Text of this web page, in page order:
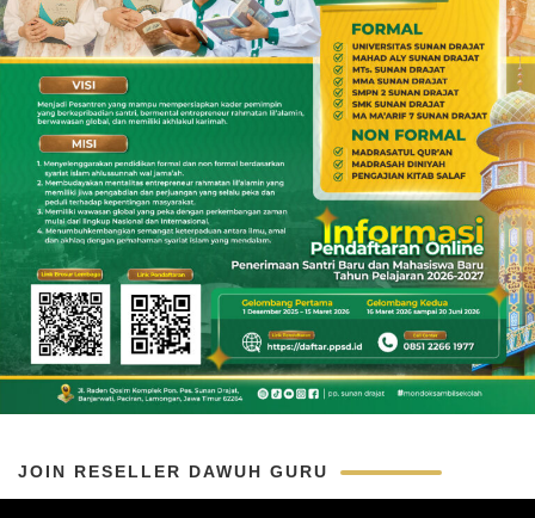
JOIN RESELLER DAWUH GURU